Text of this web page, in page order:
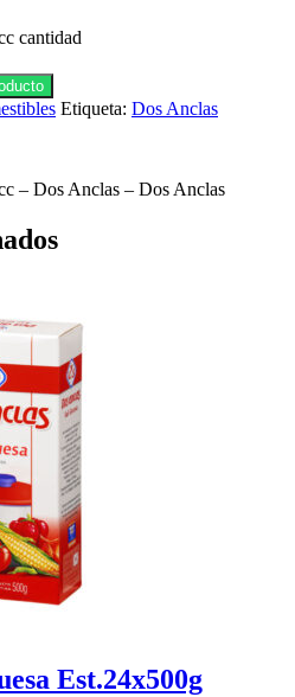
cantidad
Etiqueta: Dos Anclas
– Dos Anclas – Dos Anclas
Est.24x500g